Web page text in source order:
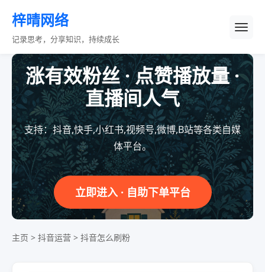
梓晴网络
记录思考，分享知识，持续成长
涨有效粉丝 · 点赞播放量 ·
直播间人气
支持：抖音,快手,小红书,视频号,微博,B站等各类自媒
体平台。
立即进入 · 自助下单平台
主页 > 抖音运营 > 抖音怎么刷粉